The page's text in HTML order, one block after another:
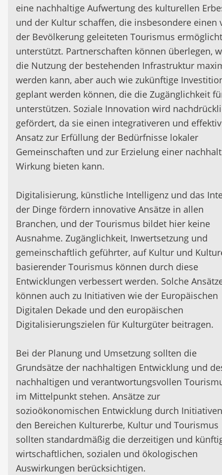
eine nachhaltige Aufwertung des kulturellen
und der Kultur schaffen, die insbesondere einen
der Bevölkerung geleiteten Tourismus
unterstützt. Partnerschaften können überlegen,
die Nutzung der bestehenden Infrastruktur
werden kann, aber auch wie zukünftige
geplant werden können, die die Zugänglichkeit
unterstützen. Soziale Innovation wird
gefördert, da sie einen integrativeren und
Ansatz zur Erfüllung der Bedürfnisse lokaler
Gemeinschaften und zur Erzielung einer
Wirkung bieten kann.
Digitalisierung, künstliche Intelligenz und das
der Dinge fördern innovative Ansätze in allen
Branchen, und der Tourismus bildet hier keine
Ausnahme. Zugänglichkeit, Inwertsetzung und
gemeinschaftlich geführter, auf Kultur und
basierender Tourismus können durch diese
Entwicklungen verbessert werden. Solche
können auch zu Initiativen wie der Europäischen
Digitalen Dekade und den europäischen
Digitalisierungszielen für Kulturgüter beitragen.
Bei der Planung und Umsetzung sollten die
Grundsätze der nachhaltigen Entwicklung und
nachhaltigen und verantwortungsvollen
im Mittelpunkt stehen. Ansätze zur
sozioökonomischen Entwicklung durch
den Bereichen Kulturerbe, Kultur und Tourismus
sollten standardmäßig die derzeitigen und
wirtschaftlichen, sozialen und ökologischen
Auswirkungen berücksichtigen.